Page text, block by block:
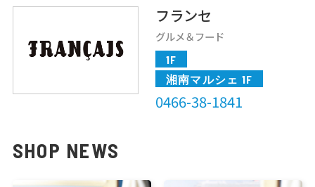
フランセ
グルメ＆フード
1F
湘南マルシェ 1F
0466-38-1841
SHOP NEWS